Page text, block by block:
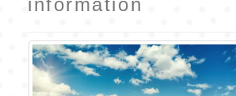
information